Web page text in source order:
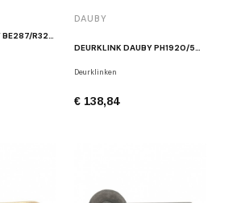
DEURKLINK DAUBY BE287/R326B N ZWART
DAUBY
DEURKLINK DAUBY PH1920/50Q RUW BRONS
Deurklinken
€ 138,84